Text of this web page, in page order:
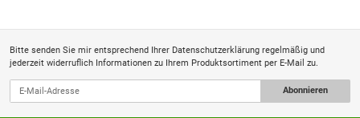
Bitte senden Sie mir entsprechend Ihrer Datenschutzerklärung regelmäßig und
jederzeit widerruflich Informationen zu Ihrem Produktsortiment per E-Mail zu.
Abonnieren